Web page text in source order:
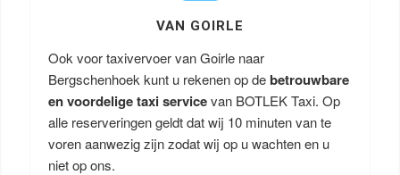
VAN GOIRLE
Ook voor taxivervoer van Goirle naar
Bergschenhoek kunt u rekenen op debetrouwbare
en voordelige taxi servicevan BOTLEK Taxi. Op
alle reserveringen geldt dat wij 10 minuten van te
voren aanwezig zijn zodat wij op u wachten en u
niet op ons.